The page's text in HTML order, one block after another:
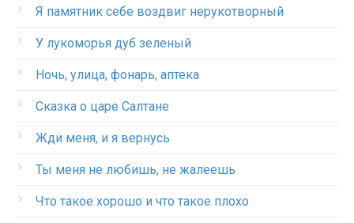
Я памятник себе воздвиг нерукотворный
У лукоморья дуб зеленый
Ночь, улица, фонарь, аптека
Сказка о царе Салтане
Жди меня, и я вернусь
Ты меня не любишь, не жалеешь
Что такое хорошо и что такое плохо